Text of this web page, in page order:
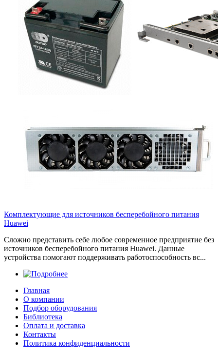
Комплектующие для источников бесперебойного питания
Huawei
Сложно представить себе любое современное предприятие без
источников бесперебойного питания Huawei. Данные
устройства помогают поддерживать работоспособность вс...
Главная
О компании
Подбор оборудования
Библиотека
Оплата и доставка
Контакты
Политика конфиденциальности